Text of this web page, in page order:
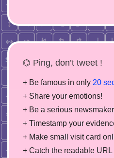
⌬ Ping, don’t tweet !
+ Be famous in only 20
+ Share your emotions!
+ Be a serious
+ Timestamp your
+ Make small visit card
+ Catch the readable URL